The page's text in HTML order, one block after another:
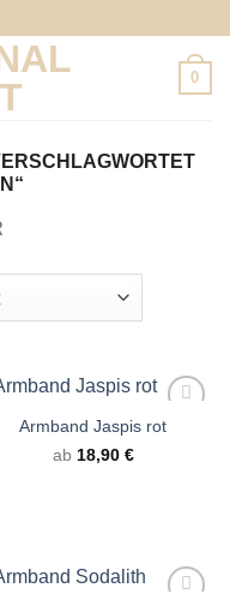
0
Armband Jaspis rot
ab 18,90 €